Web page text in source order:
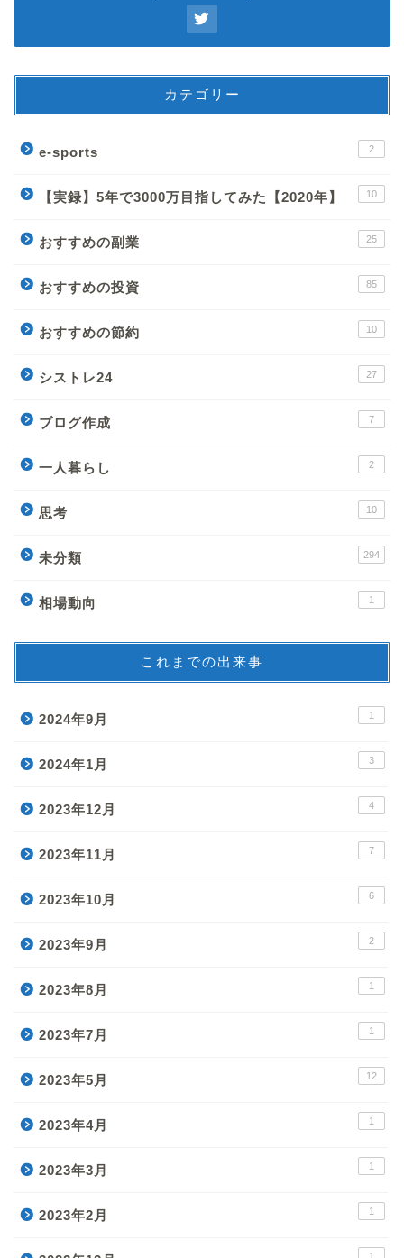
カテゴリー
e-sports 2
【実録】5年で3000万目指してみた【2020年】 10
おすすめの副業 25
おすすめの投資 85
おすすめの節約 10
シストレ24 27
ブログ作成 7
一人暮らし 2
思考 10
未分類 294
相場動向 1
これまでの出来事
2024年9月 1
2024年1月 3
2023年12月 4
2023年11月 7
2023年10月 6
2023年9月 2
2023年8月 1
2023年7月 1
2023年5月 12
2023年4月 1
2023年3月 1
2023年2月 1